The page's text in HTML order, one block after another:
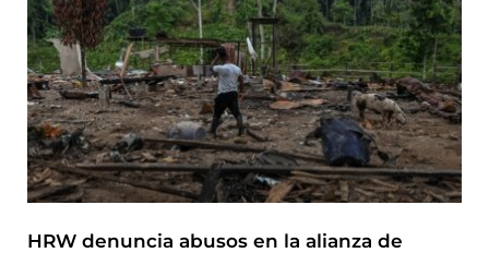
HRW denuncia abusos en la alianza de